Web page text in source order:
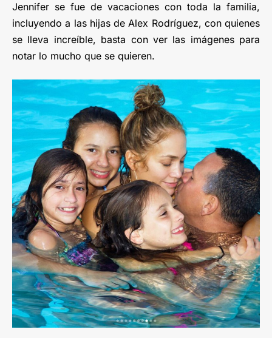
Jennifer se fue de vacaciones con toda la familia,
incluyendo a las hijas de Alex Rodríguez, con quienes
se lleva increíble, basta con ver las imágenes para
notar lo mucho que se quieren.